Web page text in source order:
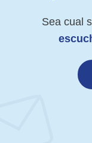
Sea cual